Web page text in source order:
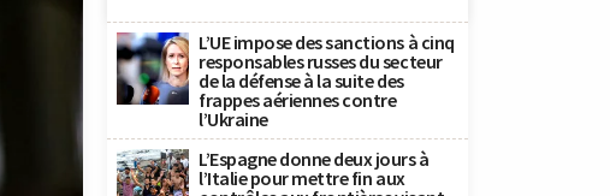
L’UE impose des sanctions à cinq
responsables russes du secteur
de la défense à la suite des
frappes aériennes contre
l’Ukraine
L’Espagne donne deux jours à
l’Italie pour mettre fin aux